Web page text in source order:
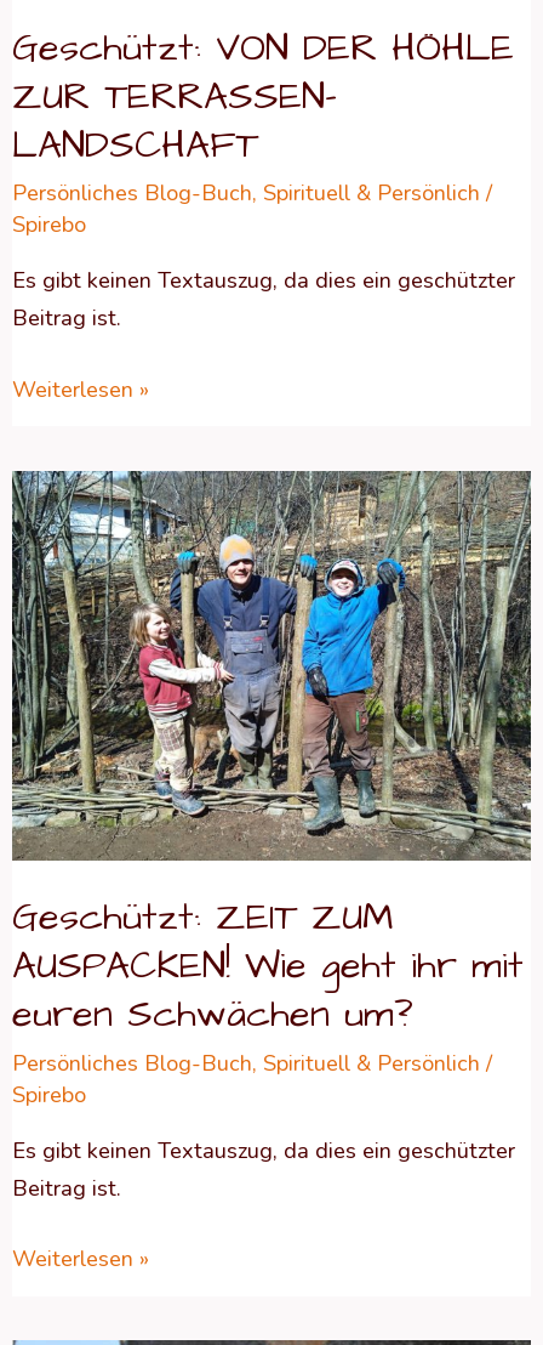
Geschützt: VON DER HÖHLE
ZUR TERRASSEN-
LANDSCHAFT
Persönliches Blog-Buch, Spirituell & Persönlich /
Spirebo
Es gibt keinen Textauszug, da dies ein geschützter
Beitrag ist.
Weiterlesen »
Geschützt: ZEIT ZUM
AUSPACKEN! Wie geht ihr mit
euren Schwächen um?
Persönliches Blog-Buch, Spirituell & Persönlich /
Spirebo
Es gibt keinen Textauszug, da dies ein geschützter
Beitrag ist.
Geschützt:
ZEIT
ZUM
AUSPACKEN!
Wie
geht
ihr
mit
euren
Schwächen
um?
Weiterlesen »